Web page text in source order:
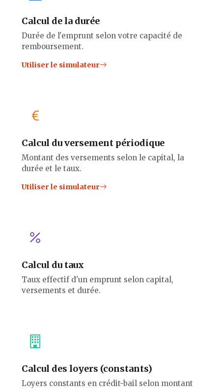
Calcul de la durée
Durée de l'emprunt selon votre capacité de
remboursement.
Utiliser le simulateur
Calcul du versement périodique
Montant des versements selon le capital, la
durée et le taux.
Utiliser le simulateur
Calcul du taux
Taux effectif d'un emprunt selon capital,
versements et durée.
Calcul des loyers (constants)
Loyers constants en crédit-bail selon montant